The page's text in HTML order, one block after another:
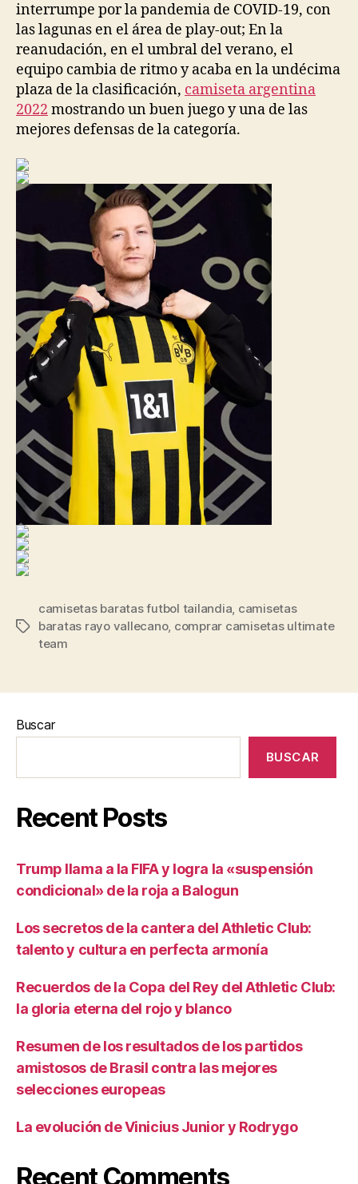
interrumpe por la pandemia de COVID-19, con
las lagunas en el área de play-out; En la
reanudación, en el umbral del verano, el
equipo cambia de ritmo y acaba en la undécima
plaza de la clasificación, camiseta argentina
2022 mostrando un buen juego y una de las
mejores defensas de la categoría.
Etiquetas
camisetas baratas futbol tailandia, camisetas
baratas rayo vallecano, comprar camisetas ultimate
team
Buscar
BUSCAR
Recent Posts
Trump llama a la FIFA y logra la «suspensión
condicional» de la roja a Balogun
Los secretos de la cantera del Athletic Club:
talento y cultura en perfecta armonía
Recuerdos de la Copa del Rey del Athletic Club:
la gloria eterna del rojo y blanco
Resumen de los resultados de los partidos
amistosos de Brasil contra las mejores
selecciones europeas
La evolución de Vinicius Junior y Rodrygo
Recent Comments